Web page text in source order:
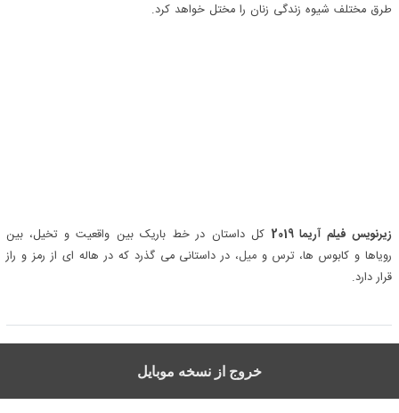
طرق مختلف شیوه زندگی زنان را مختل خواهد کرد.
زیرنویس فیلم آریما 2019
کل داستان در خط باریک بین واقعیت و تخیل، بین
رویاها و کابوس ها، ترس و میل، در داستانی می گذرد که در هاله ای از رمز و راز
قرار دارد.
خروج از نسخه موبایل